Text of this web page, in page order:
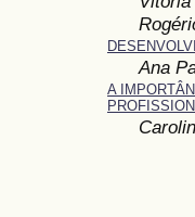
Ana
A